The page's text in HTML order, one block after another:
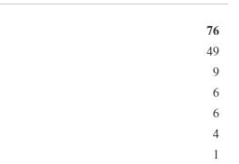
76
49
9
6
6
4
1